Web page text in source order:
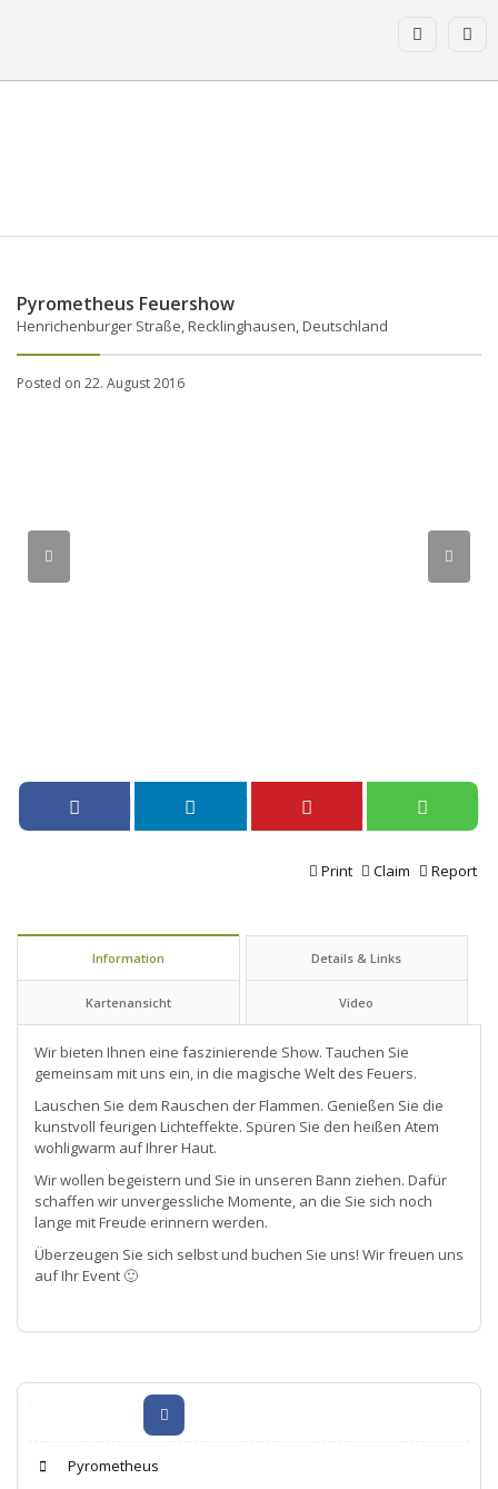
Pyrometheus Feuershow
Henrichenburger Straße, Recklinghausen, Deutschland
Posted on 22. August 2016
Report
Claim
Print
Information Details & Links
Kartenansicht Video
Wir bieten Ihnen eine faszinierende Show. Tauchen Sie
gemeinsam mit uns ein, in die magische Welt des Feuers.
Lauschen Sie dem Rauschen der Flammen. Genießen Sie die
kunstvoll feurigen Lichteffekte. Spüren Sie den heißen Atem
wohligwarm auf Ihrer Haut.
Wir wollen begeistern und Sie in unseren Bann ziehen. Dafür
schaffen wir unvergessliche Momente, an die Sie sich noch
lange mit Freude erinnern werden.
Überzeugen Sie sich selbst und buchen Sie uns! Wir freuen uns
auf Ihr Event 🙂
Pyrometheus